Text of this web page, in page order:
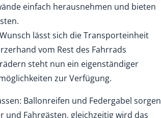
einfach herausnehmen und bieten
lässt sich die Transporteinheit
vom Rest des Fahrrads
steht nun ein eigenständiger
zur Verfügung.
Ballonreifen und Federgabel sorgen
Fahrgästen, gleichzeitig wird das